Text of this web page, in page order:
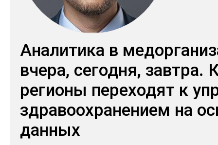
Аналитика в
вчера, сегодня, завтра.
регионы переходят к
здравоохранением на
данных